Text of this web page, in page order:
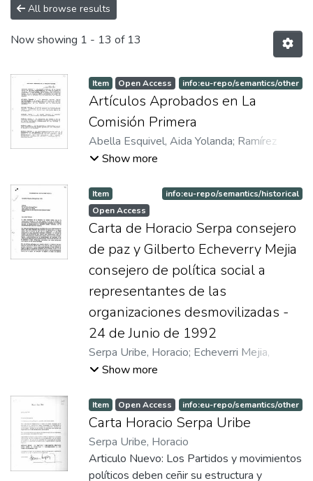
All browse results
Now showing 1 - 13 of 13
Item Open Access info:eu-repo/semantics/other
Artículos Aprobados en La
Comisión Primera
Abella Esquivel, Aida Yolanda; Ramírez
Ocampo, Augusto
Francisco
Serpa Uribe, Horacio
Show more
Item
Open Access
info:eu-repo/semantics/historical
Carta de Horacio Serpa consejero
de paz y Gilberto Echeverry Mejia
consejero de política social a
representantes de las
organizaciones desmovilizadas -
24 de Junio de 1992
Serpa Uribe, Horacio; Echeverri Mejia,
Gilberto
Show more
Item Open Access info:eu-repo/semantics/other
Carta Horacio Serpa Uribe
Serpa Uribe, Horacio
Articulo Nuevo: Los Partidos y movimientos
políticos deben ceñir su estructura y